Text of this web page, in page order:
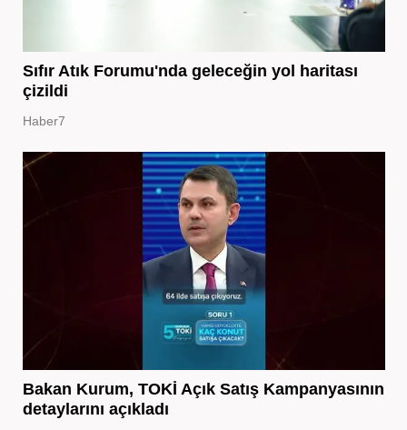
Sıfır Atık Forumu'nda geleceğin yol haritası
çizildi
Haber7
Bakan Kurum, TOKİ Açık Satış Kampanyasının
detaylarını açıkladı